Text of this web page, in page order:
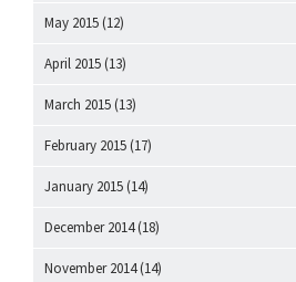
May 2015 (12)
April 2015 (13)
March 2015 (13)
February 2015 (17)
January 2015 (14)
December 2014(18)
November 2014(14)